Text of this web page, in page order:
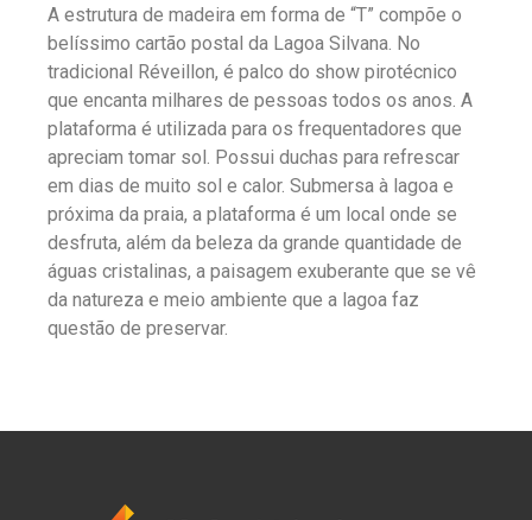
A estrutura de madeira em forma de “T” compõe o
belíssimo cartão postal da Lagoa Silvana. No
tradicional Réveillon, é palco do show pirotécnico
que encanta milhares de pessoas todos os anos. A
plataforma é utilizada para os frequentadores que
apreciam tomar sol. Possui duchas para refrescar
em dias de muito sol e calor. Submersa à lagoa e
próxima da praia, a plataforma é um local onde se
desfruta, além da beleza da grande quantidade de
águas cristalinas, a paisagem exuberante que se vê
da natureza e meio ambiente que a lagoa faz
questão de preservar.